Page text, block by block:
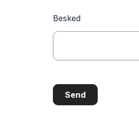
Besked
Send